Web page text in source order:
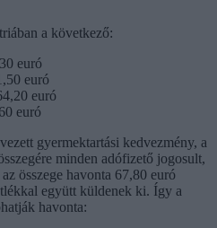
a következő:
euró
euró
euró
euró
gyermektartási kedvezmény, a
minden adófizető jogosult,
összege havonta 67,80 euró
együtt küldenek ki. Így a
havonta: